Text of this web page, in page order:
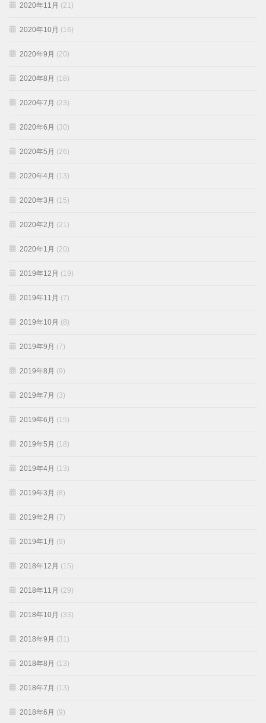
2020年11月 (21)
2020年10月 (16)
2020年9月 (20)
2020年8月 (18)
2020年7月 (23)
2020年6月 (30)
2020年5月 (26)
2020年4月 (13)
2020年3月 (15)
2020年2月 (21)
2020年1月 (20)
2019年12月 (19)
2019年11月 (7)
2019年10月 (8)
2019年9月 (7)
2019年8月 (9)
2019年7月 (3)
2019年6月 (15)
2019年5月 (18)
2019年4月 (13)
2019年3月 (8)
2019年2月 (7)
2019年1月 (9)
2018年12月 (15)
2018年11月 (29)
2018年10月 (33)
2018年9月 (31)
2018年8月 (13)
2018年7月 (13)
2018年6月 (9)